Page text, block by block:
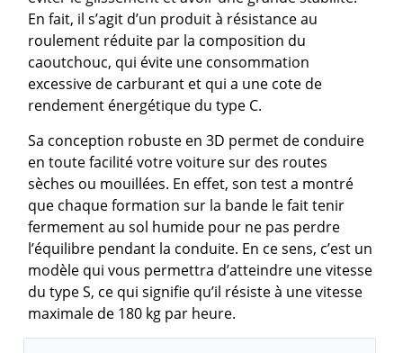
En fait, il s’agit d’un produit à résistance au
roulement réduite par la composition du
caoutchouc, qui évite une consommation
excessive de carburant et qui a une cote de
rendement énergétique du type C.
Sa conception robuste en 3D permet de conduire
en toute facilité votre voiture sur des routes
sèches ou mouillées. En effet, son test a montré
que chaque formation sur la bande le fait tenir
fermement au sol humide pour ne pas perdre
l’équilibre pendant la conduite. En ce sens, c’est un
modèle qui vous permettra d’atteindre une vitesse
du type S, ce qui signifie qu’il résiste à une vitesse
maximale de 180 kg par heure.